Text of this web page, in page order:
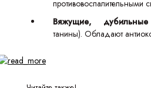
противовоспалительными
Вяжущие,
танины). Обладают